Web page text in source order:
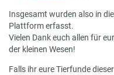
Insgesamt wurden also in
Plattform erfasst.
Vielen Dank euch allen für
der kleinen Wesen!
Falls ihr eure Tierfunde